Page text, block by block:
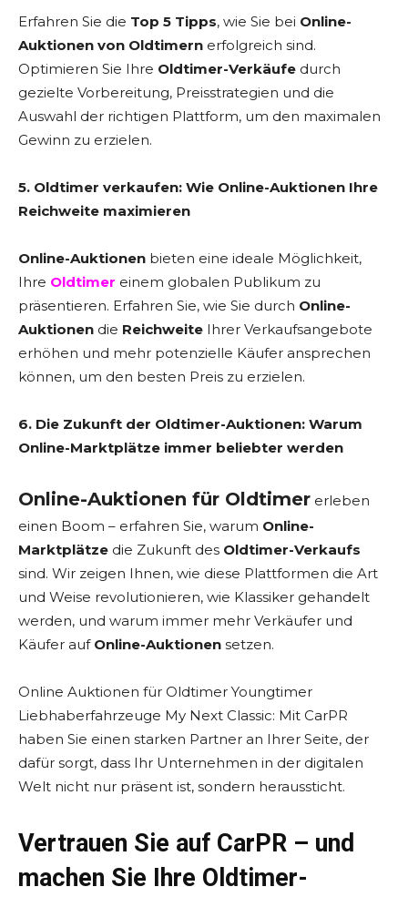
Erfahren Sie die Top 5 Tipps, wie Sie bei Online-
Auktionen von Oldtimern erfolgreich sind.
Optimieren Sie Ihre Oldtimer-Verkäufe durch
gezielte Vorbereitung, Preisstrategien und die
Auswahl der richtigen Plattform, um den maximalen
Gewinn zu erzielen.
5. Oldtimer verkaufen: Wie Online-Auktionen Ihre
Reichweite maximieren
Online-Auktionen bieten eine ideale Möglichkeit,
Ihre Oldtimer einem globalen Publikum zu
präsentieren. Erfahren Sie, wie Sie durch Online-
Auktionen die Reichweite Ihrer Verkaufsangebote
erhöhen und mehr potenzielle Käufer ansprechen
können, um den besten Preis zu erzielen.
6. Die Zukunft der Oldtimer-Auktionen: Warum
Online-Marktplätze immer beliebter werden
Online-Auktionen für Oldtimer erleben
einen Boom – erfahren Sie, warum Online-
Marktplätze die Zukunft des Oldtimer-Verkaufs
sind. Wir zeigen Ihnen, wie diese Plattformen die Art
und Weise revolutionieren, wie Klassiker gehandelt
werden, und warum immer mehr Verkäufer und
Käufer auf Online-Auktionen setzen.
Online Auktionen für Oldtimer Youngtimer
Liebhaberfahrzeuge My Next Classic: Mit CarPR
haben Sie einen starken Partner an Ihrer Seite, der
dafür sorgt, dass Ihr Unternehmen in der digitalen
Welt nicht nur präsent ist, sondern heraussticht.
Vertrauen Sie auf CarPR – und
machen Sie Ihre Oldtimer-